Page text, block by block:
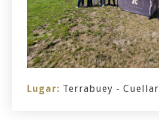
Lugar: Terrabuey - Cuellar